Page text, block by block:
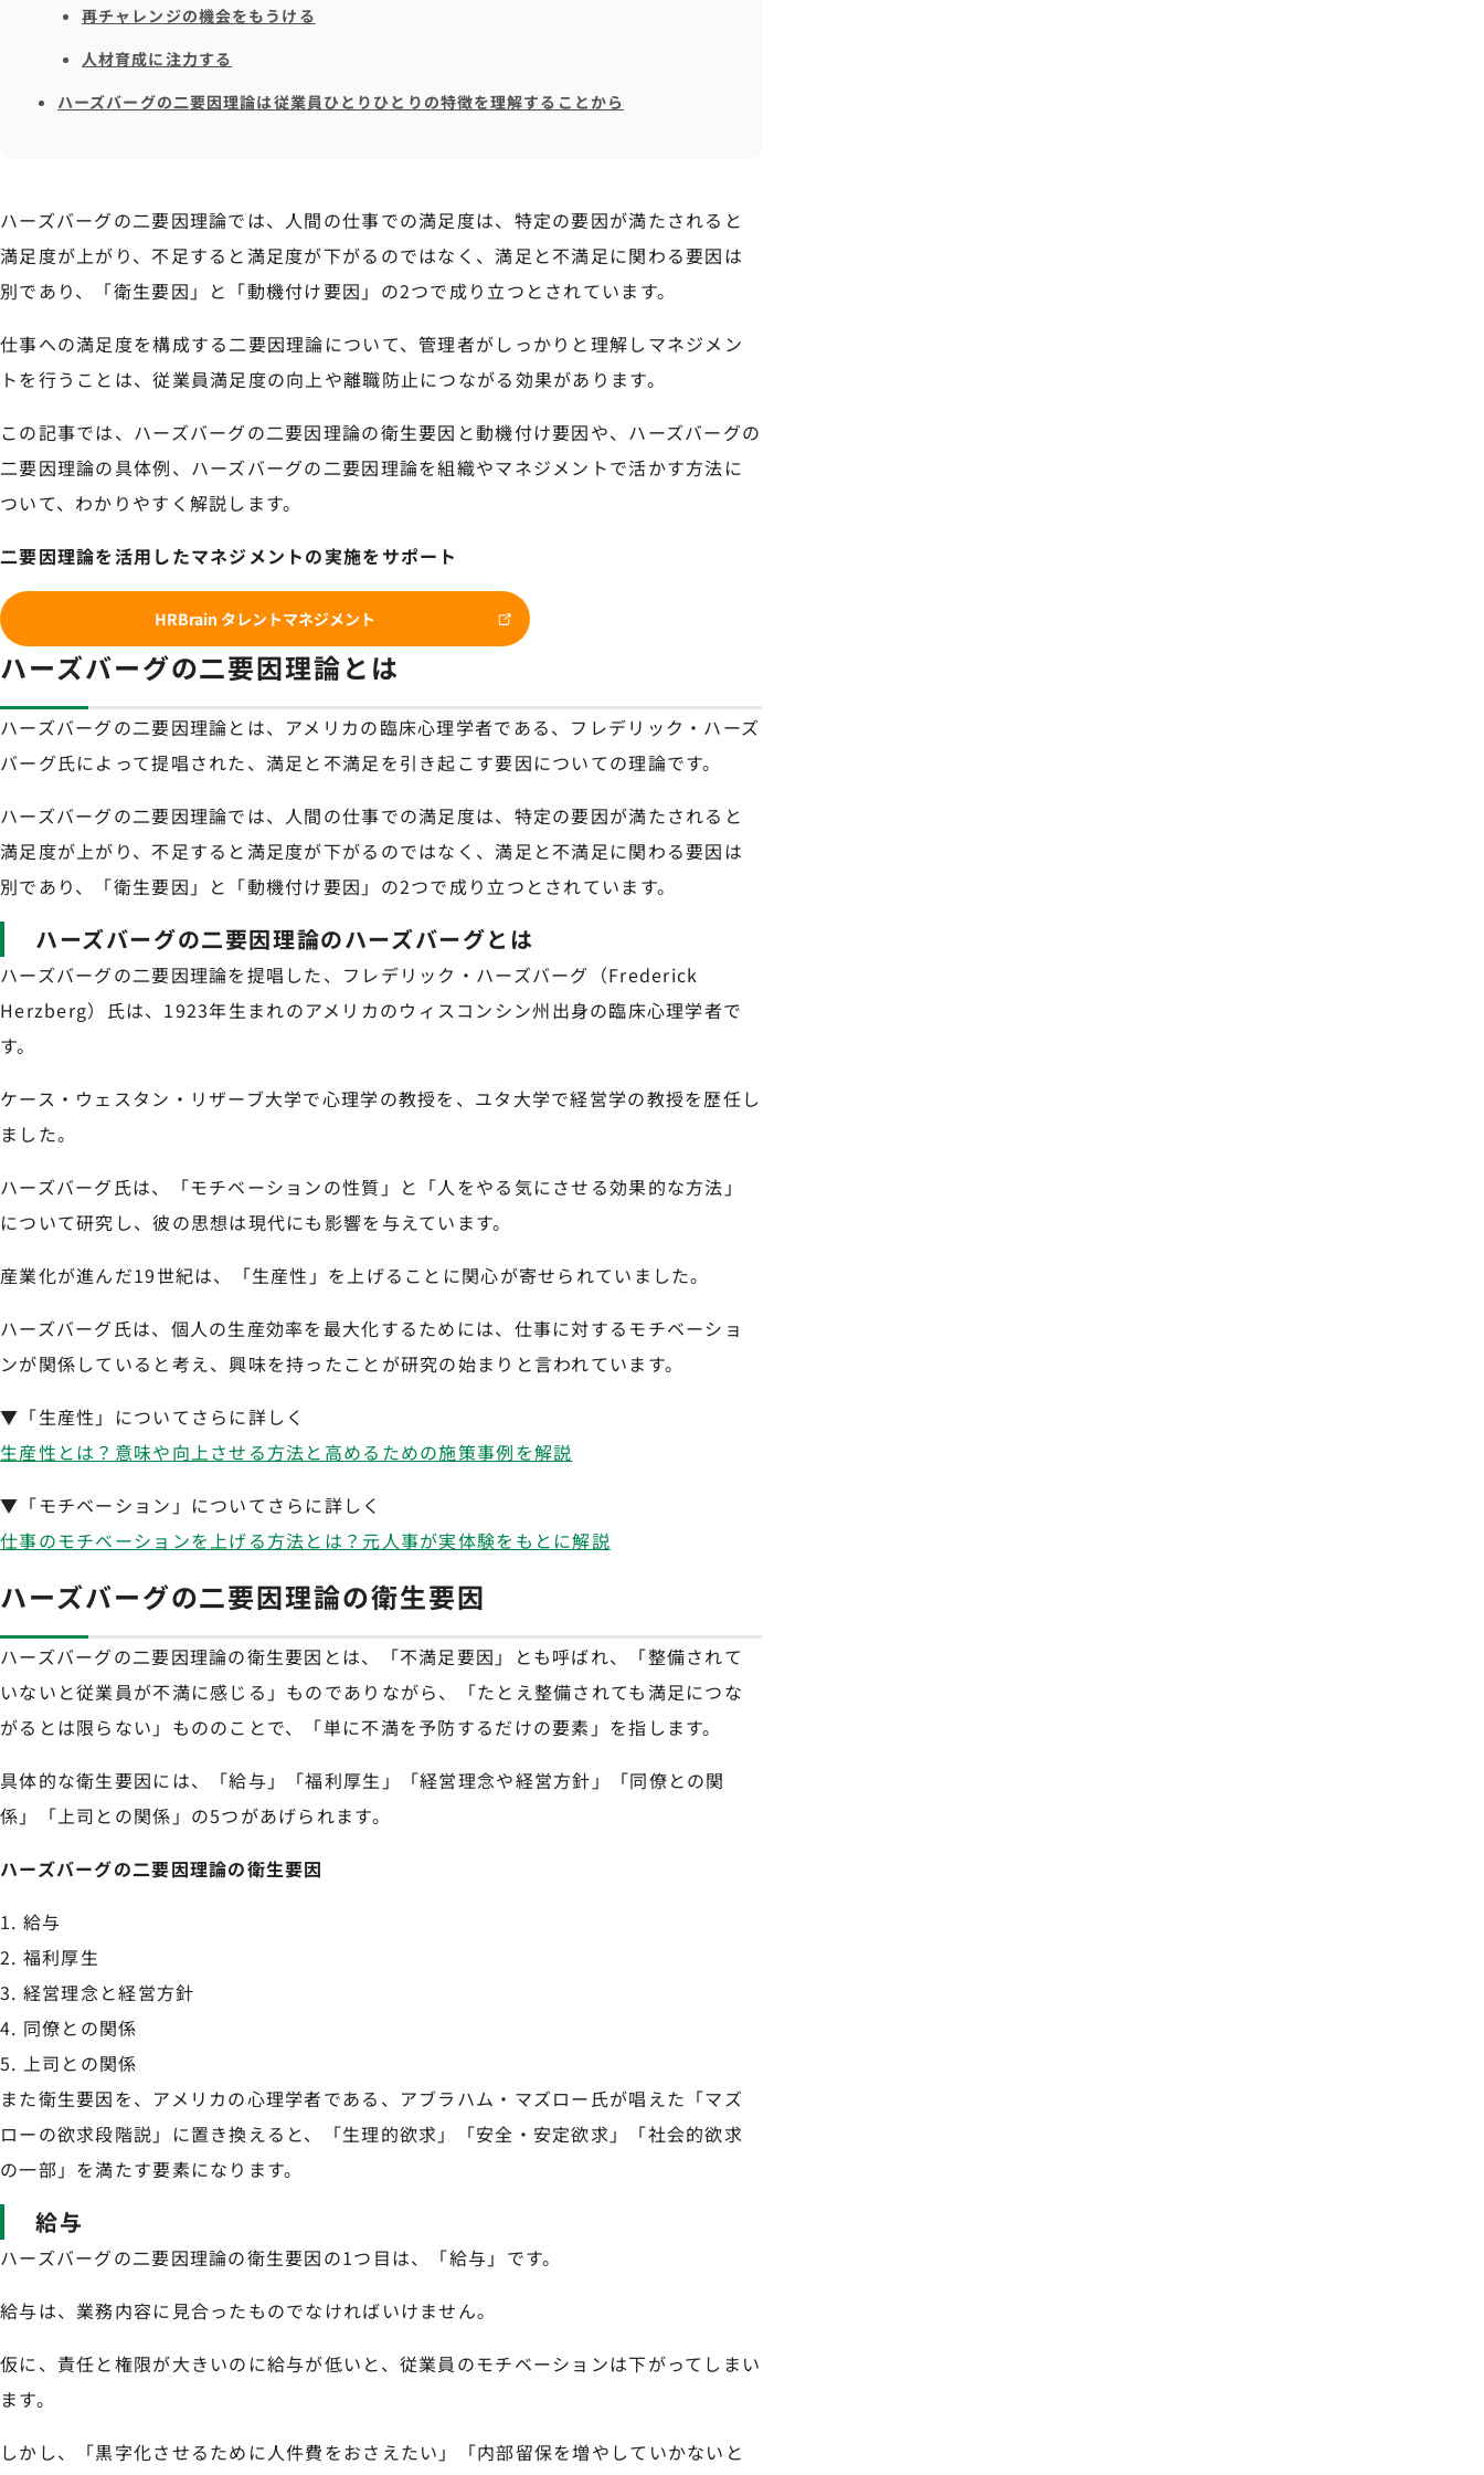
再チャレンジの機会をもうける
人材育成に注力する
ハーズバーグの二要因理論は従業員ひとりひとりの特徴を理解することから
ハーズバーグの二要因理論では、人間の仕事での満足度は、特定の要因が満たされると
満足度が上がり、不足すると満足度が下がるのではなく、満足と不満足に関わる要因は
別であり、「衛生要因」と「動機付け要因」の2つで成り立つとされています。
仕事への満足度を構成する二要因理論について、管理者がしっかりと理解しマネジメン
トを行うことは、従業員満足度の向上や離職防止につながる効果があります。
この記事では、ハーズバーグの二要因理論の衛生要因と動機付け要因や、ハーズバーグの
二要因理論の具体例、ハーズバーグの二要因理論を組織やマネジメントで活かす方法に
ついて、わかりやすく解説します。
二要因理論を活用したマネジメントの実施をサポート
HRBrain タレントマネジメント
ハーズバーグの二要因理論とは
ハーズバーグの二要因理論とは、アメリカの臨床心理学者である、フレデリック・ハーズ
バーグ氏によって提唱された、満足と不満足を引き起こす要因についての理論です。
ハーズバーグの二要因理論では、人間の仕事での満足度は、特定の要因が満たされると
満足度が上がり、不足すると満足度が下がるのではなく、満足と不満足に関わる要因は
別であり、「衛生要因」と「動機付け要因」の2つで成り立つとされています。
ハーズバーグの二要因理論のハーズバーグとは
ハーズバーグの二要因理論を提唱した、フレデリック・ハーズバーグ（Frederick
Herzberg）氏は、1923年生まれのアメリカのウィスコンシン州出身の臨床心理学者で
す。
ケース・ウェスタン・リザーブ大学で心理学の教授を、ユタ大学で経営学の教授を歴任し
ました。
ハーズバーグ氏は、「モチベーションの性質」と「人をやる気にさせる効果的な方法」
について研究し、彼の思想は現代にも影響を与えています。
産業化が進んだ19世紀は、「生産性」を上げることに関心が寄せられていました。
ハーズバーグ氏は、個人の生産効率を最大化するためには、仕事に対するモチベーショ
ンが関係していると考え、興味を持ったことが研究の始まりと言われています。
▼「生産性」についてさらに詳しく
生産性とは？意味や向上させる方法と高めるための施策事例を解説
▼「モチベーション」についてさらに詳しく
仕事のモチベーションを上げる方法とは？元人事が実体験をもとに解説
ハーズバーグの二要因理論の衛生要因
ハーズバーグの二要因理論の衛生要因とは、「不満足要因」とも呼ばれ、「整備されて
いないと従業員が不満に感じる」ものでありながら、「たとえ整備されても満足につな
がるとは限らない」もののことで、「単に不満を予防するだけの要素」を指します。
具体的な衛生要因には、「給与」「福利厚生」「経営理念や経営方針」「同僚との関
係」「上司との関係」の5つがあげられます。
ハーズバーグの二要因理論の衛生要因
給与
福利厚生
経営理念と経営方針
同僚との関係
上司との関係
また衛生要因を、アメリカの心理学者である、アブラハム・マズロー氏が唱えた「マズ
ローの欲求段階説」に置き換えると、「生理的欲求」「安全・安定欲求」「社会的欲求
の一部」を満たす要素になります。
給与
ハーズバーグの二要因理論の衛生要因の1つ目は、「給与」です。
給与は、業務内容に見合ったものでなければいけません。
仮に、責任と権限が大きいのに給与が低いと、従業員のモチベーションは下がってしまい
ます。
しかし、「黒字化させるために人件費をおさえたい」「内部留保を増やしていかないと